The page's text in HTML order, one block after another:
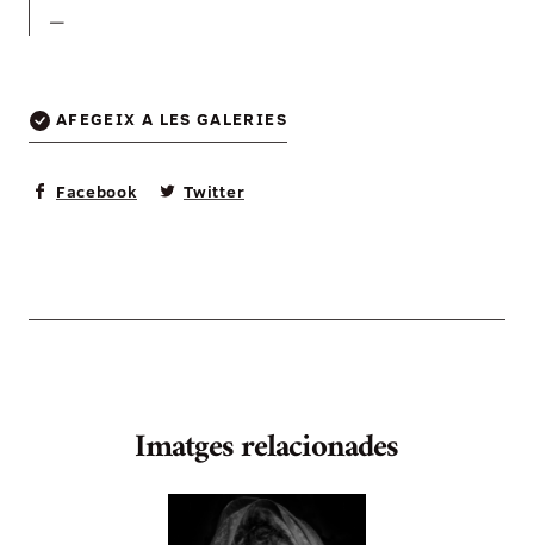
—
AFEGEIX A LES GALERIES
Facebook Twitter
Imatges relacionades